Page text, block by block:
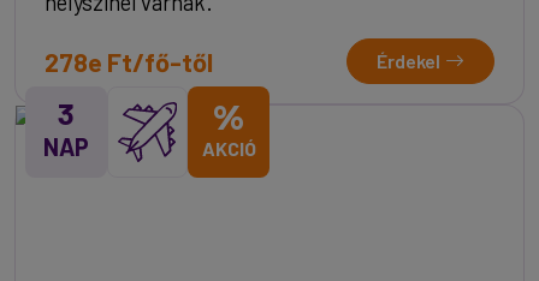
278e Ft/fő-től Érdekel
3
NAP
%
AKCIÓ